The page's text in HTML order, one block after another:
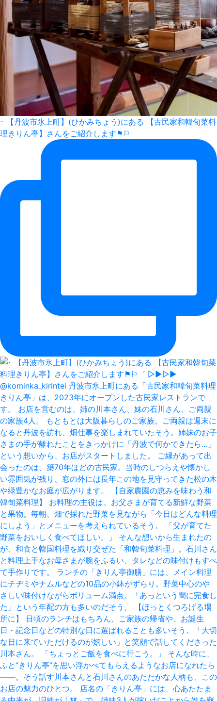
･ 【丹波市氷上町】(ひかみちょう)にある 【古民家和韓旬菜料
理きりん亭】さんをご紹介します⚑⚐